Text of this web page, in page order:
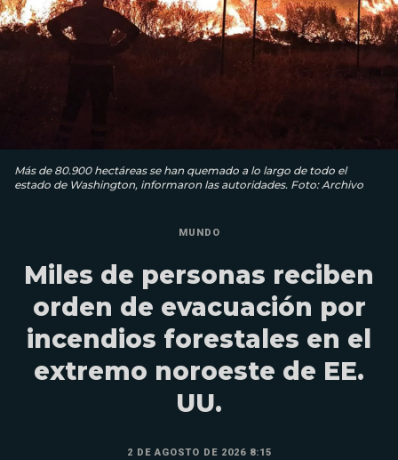
Más de 80.900 hectáreas se han quemado a lo largo de todo el
estado de Washington, informaron las autoridades. Foto: Archivo
MUNDO
Miles de personas reciben
orden de evacuación por
incendios forestales en el
extremo noroeste de EE.
UU.
2 DE AGOSTO DE 2026 8:15